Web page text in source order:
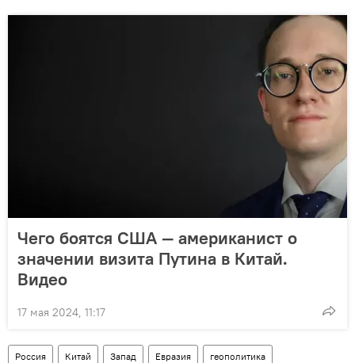
Чего боятся США — американист о
значении визита Путина в Китай.
Видео
17 мая 2024, 11:17
Россия Китай Запад Евразия геополитика